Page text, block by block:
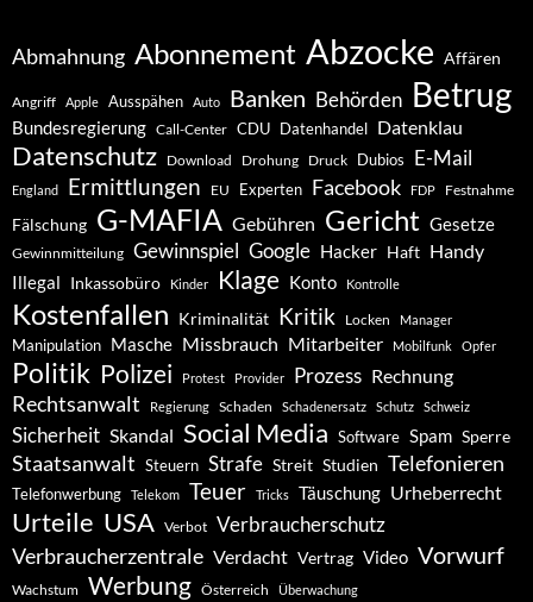
Abmahnung Abonnement Abzocke Affären
Angriff Apple Ausspähen Auto Banken Behörden Betrug
Bundesregierung Call-Center CDU Datenhandel Datenklau
Datenschutz Download Drohung Druck Dubios E-Mail
England Ermittlungen EU Experten Facebook FDP Festnahme
Fälschung G-MAFIA Gebühren Gericht Gesetze
Gewinnmitteilung Gewinnspiel Google Hacker Haft Handy
Illegal Inkassobüro Kinder Klage Konto Kontrolle
Kostenfallen Kriminalität Kritik Locken Manager
Manipulation Masche Missbrauch Mitarbeiter Mobilfunk Opfer
Politik Polizei Protest Provider Prozess Rechnung
Rechtsanwalt Regierung Schaden Schadenersatz Schutz Schweiz
Sicherheit Skandal Social Media Software Spam Sperre
Staatsanwalt Steuern Strafe Streit Studien Telefonieren
Telefonwerbung Telekom Teuer Tricks Täuschung Urheberrecht
Urteile USA Verbot Verbraucherschutz
Verbraucherzentrale Verdacht Vertrag Video Vorwurf
Wachstum Werbung Österreich Überwachung